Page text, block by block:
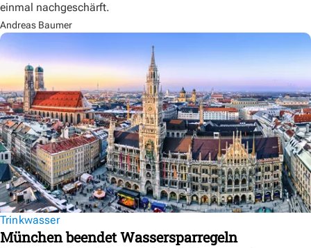
einmal nachgeschärft.
Andreas Baumer
Trinkwasser
München beendet Wassersparregeln